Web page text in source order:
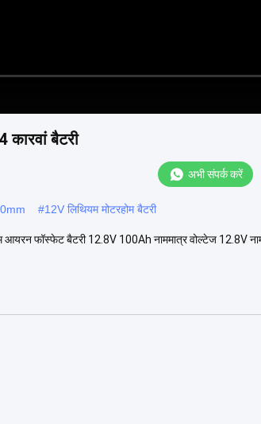
बैटरी
अभी संपर्क करें
#12V लिथियम मोटरहोम बैटरी
आयरन फॉस्फेट बैटरी 12.8V 100Ah नाममात्र वोल्टेज 12.8V